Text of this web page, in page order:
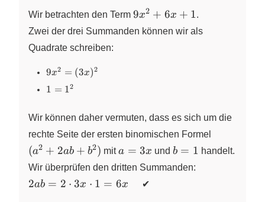
(5x)^2 &-&
(4z)^2 &=&
(5x + 4z)
4z)
\end{array}
Wir betrachten den Term 9x^2
+ 6x
9x2 + 6x + 1.
Zwei der drei Summanden können wir als
Quadrate schreiben:
9x^2
=
(3x)^2
9x2 = (3x)2
1 =
1 = 12
Wir können daher vermuten, dass es sich um die
rechte Seite der ersten binomischen Formel
+
(a2 + 2ab + b2) mita
=
3x
a = 3x und b
=
b = 1 handelt.
Wir überprüfen den dritten Summanden:
2ab =
2ab = 2 ⋅ 3x ⋅ 1 = 6x ✔